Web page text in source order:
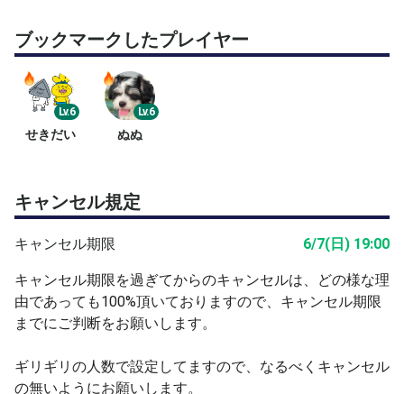
ブックマークしたプレイヤー
Lv.6
せきだい
Lv.6
ぬぬ
キャンセル規定
キャンセル期限 6/7(日) 19:00
キャンセル期限を過ぎてからのキャンセルは、どの様な理
由であっても100%頂いておりますので、キャンセル期限
までにご判断をお願いします。
ギリギリの人数で設定してますので、なるべくキャンセル
の無いようにお願いします。